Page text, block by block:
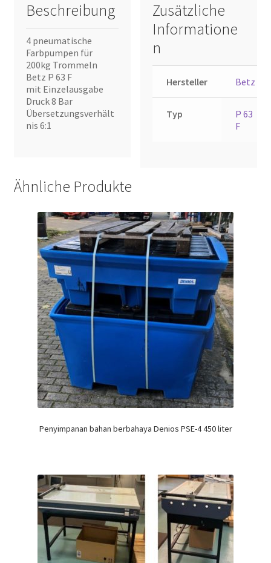
Beschreibung
4 pneumatische
Farbpumpen für
200kg Trommeln
Betz P 63 F
mit Einzelausgabe
Druck 8 Bar
Übersetzungsverhält
nis 6:1
Zusätzliche
Informatione
n
Hersteller Betz
Typ
P 63
F
Ähnliche Produkte
Penyimpanan bahan berbahaya Denios PSE-4 450 liter